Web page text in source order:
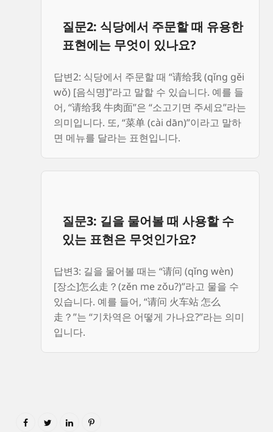
질문2: 식당에서 주문할 때 유용한
표현에는 무엇이 있나요?
답변2: 식당에서 주문할 때 “请给我 (qǐng gěi
wǒ) [음식명]”라고 말할 수 있습니다. 예를 들
어, “请给我 牛肉面”은 “소고기면 주세요”라는
의미입니다. 또, “菜单 (cài dān)”이라고 말하
면 메뉴를 달라는 표현입니다.
질문3: 길을 물어볼 때 사용할 수
있는 표현은 무엇인가요?
답변3: 길을 물어볼 때는 “请问 (qǐng wèn)
[장소]怎么走？(zěn me zǒu?)”라고 물을 수
있습니다. 예를 들어, “请问 火车站 怎么
走？”는 “기차역은 어떻게 가나요?”라는 의미
입니다.